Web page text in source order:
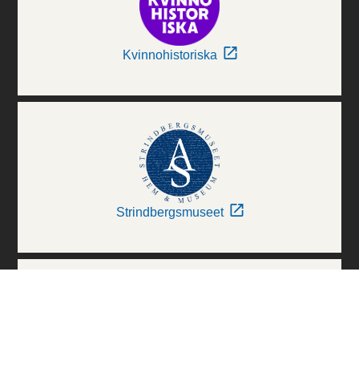
Kvinnohistoriska
Strindbergsmuseet